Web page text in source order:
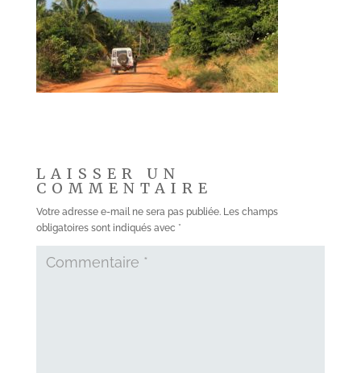
LAISSER UN
COMMENTAIRE
Votre adresse e-mail ne sera pas publiée. Les champs
obligatoires sont indiqués avec *